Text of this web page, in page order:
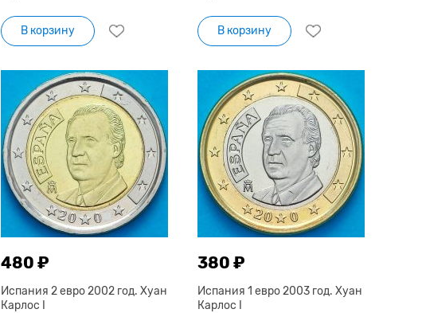
В корзину В корзину
480 ₽
Испания 2 евро 2002 год. Хуан
Карлос I
380 ₽
Испания 1 евро 2003 год. Хуан
Карлос I